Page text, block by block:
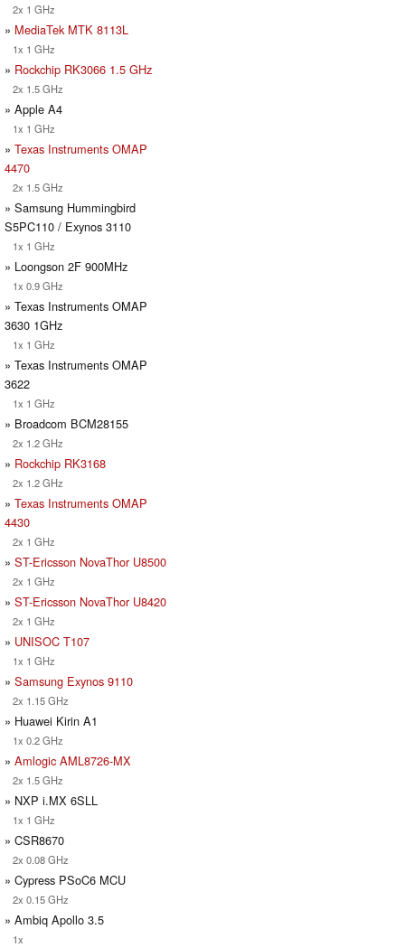
2x 1 GHz
» MediaTek MTK 8113L
1x 1 GHz
» Rockchip RK3066 1.5 GHz
2x 1.5 GHz
» Apple A4
1x 1 GHz
» Texas Instruments OMAP
4470
2x 1.5 GHz
» Samsung Hummingbird
S5PC110 / Exynos 3110
1x 1 GHz
» Loongson 2F 900MHz
1x 0.9 GHz
» Texas Instruments OMAP
3630 1GHz
1x 1 GHz
» Texas Instruments OMAP
3622
1x 1 GHz
» Broadcom BCM28155
2x 1.2 GHz
» Rockchip RK3168
2x 1.2 GHz
» Texas Instruments OMAP
4430
2x 1 GHz
» ST-Ericsson NovaThor U8500
2x 1 GHz
» ST-Ericsson NovaThor U8420
2x 1 GHz
» UNISOC T107
1x 1 GHz
» Samsung Exynos 9110
2x 1.15 GHz
» Huawei Kirin A1
1x 0.2 GHz
» Amlogic AML8726-MX
2x 1.5 GHz
» NXP i.MX 6SLL
1x 1 GHz
» CSR8670
2x 0.08 GHz
» Cypress PSoC6 MCU
2x 0.15 GHz
» Ambiq Apollo 3.5
1x